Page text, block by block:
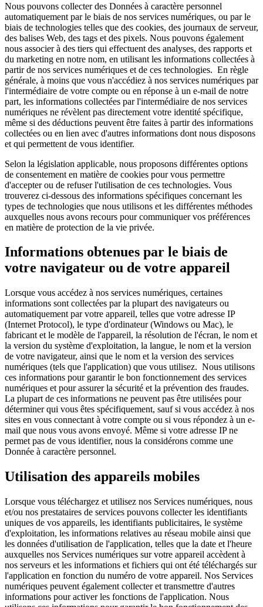
Nous pouvons collecter des Données à caractère personnel
automatiquement par le biais de nos services numériques, ou par le
biais de technologies telles que des cookies, des journaux de serveur,
des balises Web, des tags et des pixels. Nous pouvons également
nous associer à des tiers qui effectuent des analyses, des rapports et
du marketing en notre nom, en utilisant les informations collectées à
partir de nos services numériques et de ces technologies. En règle
générale, à moins que vous n'accédiez à nos services numériques par
l'intermédiaire de votre compte ou en réponse à un e-mail de notre
part, les informations collectées par l'intermédiaire de nos services
numériques ne révèlent pas directement votre identité spécifique,
même si des déductions peuvent être faites à partir des informations
collectées ou en lien avec d'autres informations dont nous disposons
et qui permettent de vous identifier.
Selon la législation applicable, nous proposons différentes options
de consentement en matière de cookies pour vous permettre
d'accepter ou de refuser l'utilisation de ces technologies. Vous
trouverez ci-dessous des informations spécifiques concernant les
types de technologies que nous utilisons et les différentes méthodes
auxquelles nous avons recours pour communiquer vos préférences
en matière de protection de la vie privée.
Informations obtenues par le biais de
votre navigateur ou de votre appareil
Lorsque vous accédez à nos services numériques, certaines
informations sont collectées par la plupart des navigateurs ou
automatiquement par votre appareil, telles que votre adresse IP
(Internet Protocol), le type d'ordinateur (Windows ou Mac), le
fabricant et le modèle de l'appareil, la résolution de l'écran, le nom et
la version du système d'exploitation, la langue, le nom et la version
de votre navigateur, ainsi que le nom et la version des services
numériques (tels que l'application) que vous utilisez. Nous utilisons
ces informations pour garantir le bon fonctionnement des services
numériques et pour assurer la sécurité et la prévention des fraudes.
La plupart de ces informations ne peuvent pas être utilisées pour
déterminer qui vous êtes spécifiquement, sauf si vous accédez à nos
sites en vous connectant à votre compte ou si vous répondez à un e-
mail que nous vous avons envoyé. Même si votre adresse IP ne
permet pas de vous identifier, nous la considérons comme une
Donnée à caractère personnel.
Utilisation des appareils mobiles
Lorsque vous téléchargez et utilisez nos Services numériques, nous
et/ou nos prestataires de services pouvons collecter les identifiants
uniques de vos appareils, les identifiants publicitaires, le système
d'exploitation, les informations relatives au réseau mobile ainsi que
les données d'utilisation de l'application, telles que la date et l'heure
auxquelles nos Services numériques sur votre appareil accèdent à
nos serveurs et les informations et fichiers qui ont été téléchargés sur
l'application en fonction du numéro de votre appareil. Nos Services
numériques peuvent également collecter et transmettre d'autres
informations pour activer les fonctions de l'application. Nous